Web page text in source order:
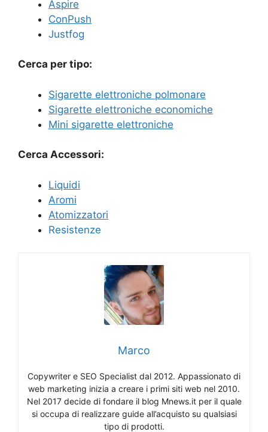
Aspire
ConPush
Justfog
Cerca per tipo:
Sigarette elettroniche polmonare
Sigarette elettroniche economiche
Mini sigarette elettroniche
Cerca Accessori:
Liquidi
Aromi
Atomizzatori
Resistenze
Marco
Copywriter e SEO Specialist dal 2012. Appassionato di
web marketing inizia a creare i primi siti web nel 2010.
Nel 2017 decide di fondare il blog Mnews.it per il quale
si occupa di realizzare guide all’acquisto su qualsiasi
tipo di prodotti.